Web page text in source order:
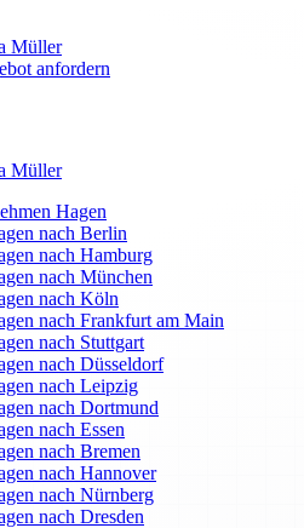
Müller
anfordern
Müller
Hagen
nach Berlin
nach Hamburg
nach München
nach Köln
nach Frankfurt am Main
nach Stuttgart
nach Düsseldorf
nach Leipzig
nach Dortmund
nach Essen
nach Bremen
nach Hannover
nach Nürnberg
nach Dresden